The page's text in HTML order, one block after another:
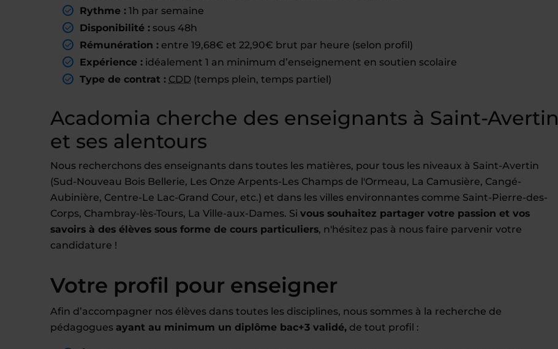
Rythme : 1h par semaine
Disponibilité : sous 48h
Rémunération : entre 19,68€ et 22,90€ brut par heure (selon profil)
Expérience : idéalement 1 an minimum d’enseignement en soutien scolaire
Type de contrat : CDD (temps plein, temps partiel)
Acadomia cherche des enseignants à Saint-Avertin
et ses alentours
Nous recherchons des enseignants dans toutes les matières, pour tous les niveaux à Saint-Avertin
(Sud-Nouveau Bois Bellerie, Les Onze Arpents-Les Champs de l'Ormeau, La Camusière, Cangé-
Aubinière, Centre-Le Lac-Grand Cour, etc.) et dans les villes environnantes comme Saint-Pierre-des-
Corps, Chambray-lès-Tours, La Ville-aux-Dames. Si vous souhaitez partager votre passion et vos
savoirs à des élèves sous forme de cours particuliers, n'hésitez pas à nous faire parvenir votre
candidature !
Votre profil pour enseigner
Afin d’accompagner nos élèves dans toutes les disciplines, nous sommes à la recherche de
pédagogues ayant au minimum un diplôme bac+3 validé, de tout profil :